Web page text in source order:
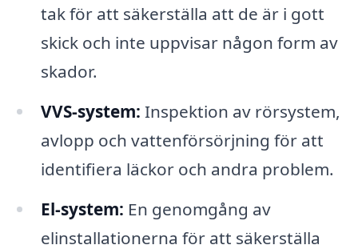
tak för att säkerställa att de är i gott
skick och inte uppvisar någon form av
skador.
VVS-system: Inspektion av rörsystem,
avlopp och vattenförsörjning för att
identifiera läckor och andra problem.
El-system: En genomgång av
elinstallationerna för att säkerställa